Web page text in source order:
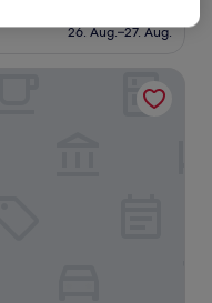
beträgt
26. Aug.–27. Aug.